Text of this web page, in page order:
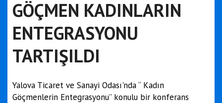
GÖÇMEN KADINLARIN
ENTEGRASYONU
TARTIŞILDI
Yalova Ticaret ve Sanayi Odası'nda “ Kadın
Göçmenlerin Entegrasyonu” konulu bir konferans